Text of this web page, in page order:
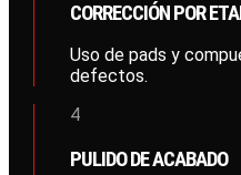
CORRECCIÓN POR
Uso de pads y
defectos.
4
PULIDO DE ACABADO